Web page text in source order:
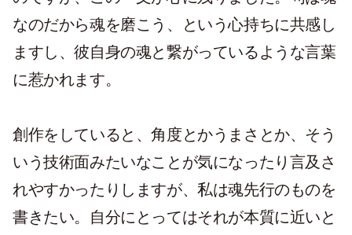
なのだから魂を磨こう、という心持ちに共感し
ますし、彼自身の魂と繋がっているような言葉
に惹かれます。
創作をしていると、角度とかうまさとか、そう
いう技術面みたいなことが気になったり言及さ
れやすかったりしますが、私は魂先行のものを
書きたい。自分にとってはそれが本質に近いと